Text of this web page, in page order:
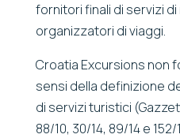
fornitori finali di servizi
organizzatori di viaggi.
Croatia Excursions non
sensi della definizione
di servizi turistici
88/10, 30/14, 89/14 e